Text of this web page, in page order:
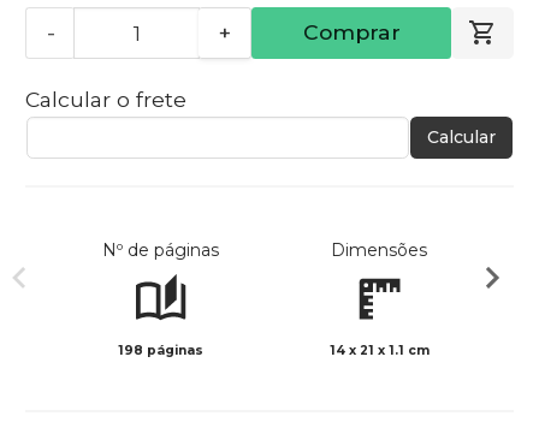
- + Comprar
Calcular o frete
Calcular
Nº de páginas
198 páginas
Dimensões
14 x 21 x 1.1 cm